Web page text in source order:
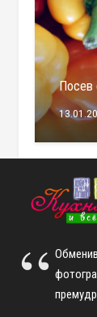
Посев